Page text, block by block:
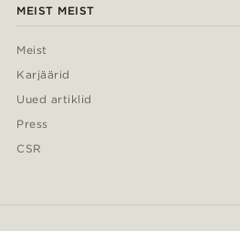
MEIST MEIST
Meist
Karjäärid
Uued artiklid
Press
CSR